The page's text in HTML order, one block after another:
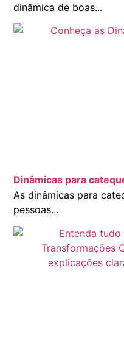
dinâmica de boas...
Dinâmicas para
As dinâmicas para
pessoas...